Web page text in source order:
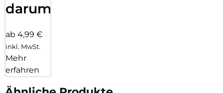
darum!
ab 4,99 €
inkl. MwSt.
Mehr
erfahren